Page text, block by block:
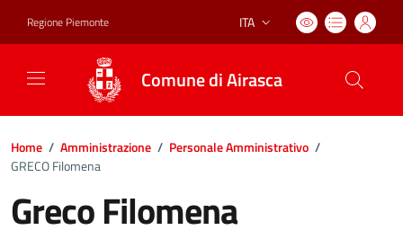
Regione Piemonte Lingua attiva:
ITA
Comune di Airasca
Home / Amministrazione / Personale Amministrativo /
GRECO Filomena
Greco Filomena